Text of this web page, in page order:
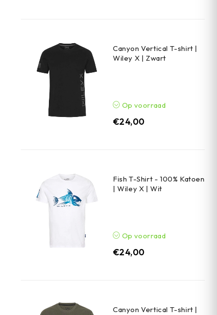
Canyon Vertical T-shirt |
Wiley X | Zwart
Op voorraad
€24,00
Fish T-Shirt - 100% Katoen
| Wiley X | Wit
Op voorraad
€24,00
Canyon Vertical T-shirt |